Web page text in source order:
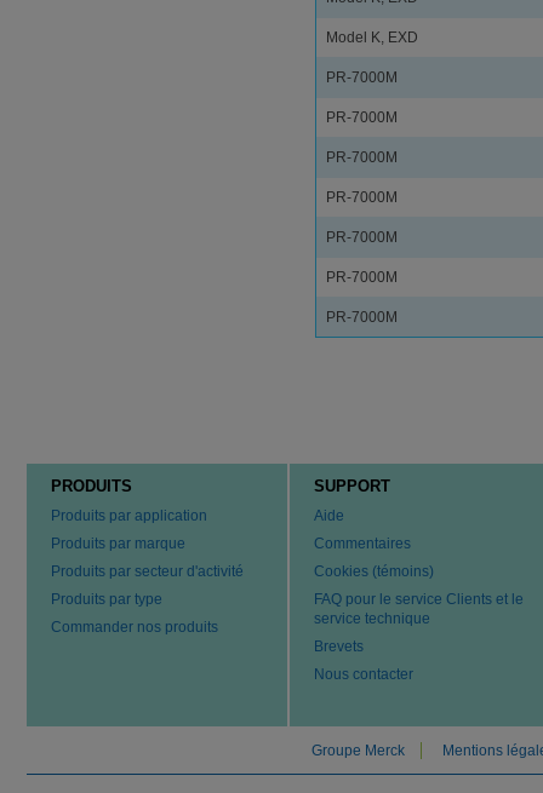
Model K, EXD
PR-7000M
PR-7000M
PR-7000M
PR-7000M
PR-7000M
PR-7000M
PR-7000M
PRODUITS
Produits par application
Produits par marque
Produits par secteur d'activité
Produits par type
Commander nos produits
SUPPORT
Aide
Commentaires
Cookies (témoins)
FAQ pour le service Clients et le
service technique
Brevets
Nous contacter
Groupe Merck Mentions